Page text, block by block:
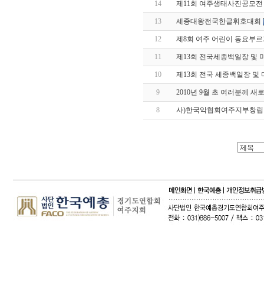
14 제11회 여주생태사진공모
13 세종대왕전국한글휘호대회
12 제8회 여주 어린이 동요부
11 제13회 전국세종백일장 및
10 제13회 전국 세종백일장 및
9 2010년 9월 초 여러분께 새
8 사)한국악협회여주지부창립